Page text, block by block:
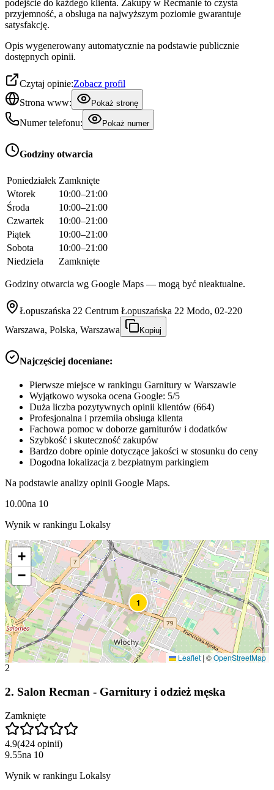
podejście do każdego klienta. Zakupy w Recmanie to czysta
przyjemność, a obsługa na najwyższym poziomie gwarantuje
satysfakcję.
Opis wygenerowany automatycznie na podstawie publicznie
dostępnych opinii.
Czytaj opinie:Zobacz profil
Strona www:
Pokaż stronę
Numer telefonu: Pokaż numer
Godziny otwarcia
Poniedziałek Zamknięte
Wtorek
10:00–21:00
Środa
10:00–21:00
Czwartek
10:00–21:00
Piątek
10:00–21:00
Sobota
10:00–21:00
Niedziela
Zamknięte
Godziny otwarcia wg Google Maps — mogą być nieaktualne.
Łopuszańska 22 Centrum Łopuszańska 22 Modo, 02-220
Warszawa, Polska, Warszawa
Kopiuj
Najczęściej doceniane:
Pierwsze miejsce w rankingu Garnitury w Warszawie
Wyjątkowo wysoka ocena Google: 5/5
Duża liczba pozytywnych opinii klientów (664)
Profesjonalna i przemiła obsługa klienta
Fachowa pomoc w doborze garniturów i dodatków
Szybkość i skuteczność zakupów
Bardzo dobre opinie dotyczące jakości w stosunku do ceny
Dogodna lokalizacja z bezpłatnym parkingiem
Na podstawie analizy opinii Google Maps.
10.00na 10
Wynik w rankingu Lokalsy
1
+
−
Leaflet | ©OpenStreetMap
2
2. Salon Recman - Garnitury i odzież męska
Zamknięte
4.9(424 opinii)
9.55na 10
Wynik w rankingu Lokalsy